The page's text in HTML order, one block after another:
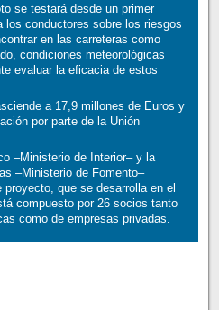
se testará desde un primer
los conductores sobre los riesgos
en las carreteras como
condiciones meteorológicas
evaluar la eficacia de estos
a 17,9 millones de Euros y
por parte de la Unión
–Ministerio de Interior– y la
–Ministerio de Fomento–
que se desarrolla en el
compuesto por 26 socios tanto
como de empresas privadas.